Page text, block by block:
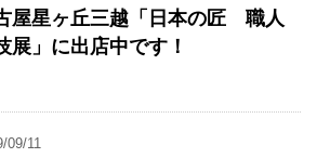
屋星ヶ丘三越「日本の匠 職人
展」に出店中です！
09/11